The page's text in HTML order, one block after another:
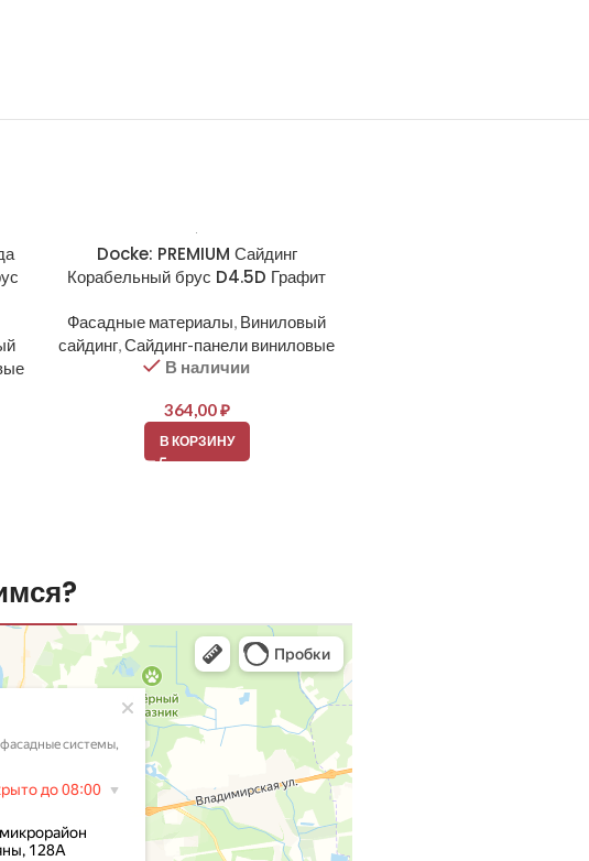
Docke: PREMIUM Сайдинг
Корабельный брус D4.5D Графит
Фасадные материалы, Виниловый
сайдинг,Сайдинг-панели виниловые
В наличии
364,00₽
В КОРЗИНУ